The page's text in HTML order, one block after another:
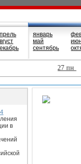
январь
май
сентябрь
27 пн
в